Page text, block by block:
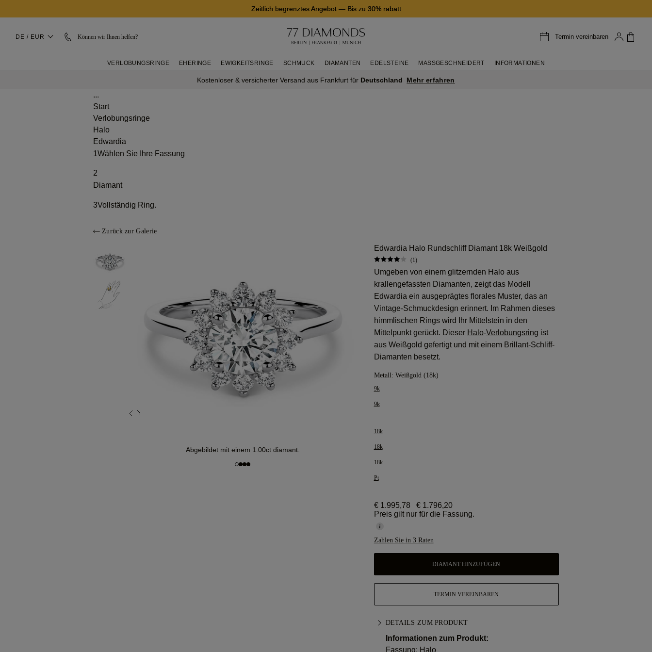
Zeitlich begrenztes Angebot— Bis zu 30% rabatt
DE / EUR Können wir Ihnen helfen? Termin vereinbaren
VERLOBUNGSRINGE EHERINGE EWIGKEITSRINGE SCHMUCK DIAMANTEN EDELSTEINE MASSGESCHNEIDERT INFORMATIONEN
Kostenloser & versicherter Versand aus Frankfurt für Deutschland Mehr erfahren
...
Start
Verlobungsringe
Halo
Edwardia
1Wählen Sie Ihre Fassung
2
Diamant
3Vollständig Ring.
Zurück zur Galerie
Abgebildet mit einem 1.00ct diamant.
Edwardia Halo Rundschliff Diamant 18k Weißgold
(1)
Umgeben von einem glitzernden Halo aus
krallengefassten Diamanten, zeigt das Modell
Edwardia ein ausgeprägtes florales Muster, das an
Vintage-Schmuckdesign erinnert. Im Rahmen dieses
himmlischen Rings wird Ihr Mittelstein in den
Mittelpunkt gerückt. Dieser Halo-Verlobungsring ist
aus Weißgold gefertigt und mit einem Brillant-Schliff-
Diamanten besetzt.
Metall: Weißgold (18k)
9k
9k
18k
18k
18k
Pt
€ 1.995,78
€ 1.796,20
Preis gilt nur für die Fassung.
Zahlen Sie in 3 Raten
DIAMANT HINZUFÜGEN
TERMIN VEREINBAREN
DETAILS ZUM PRODUKT
Informationen zum Produkt:
Fassung: Halo